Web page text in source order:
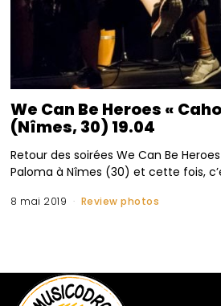
We Can Be Heroes «
(Nîmes, 30) 19.04
Retour des soirées We Can Be
Paloma à Nîmes (30) et cette fois,
8 mai 2019 Review photos